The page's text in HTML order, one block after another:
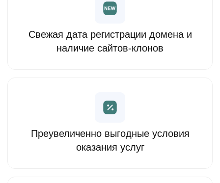
Свежая дата регистрации домена и
наличие сайтов-клонов
Преувеличенно выгодные условия
оказания услуг